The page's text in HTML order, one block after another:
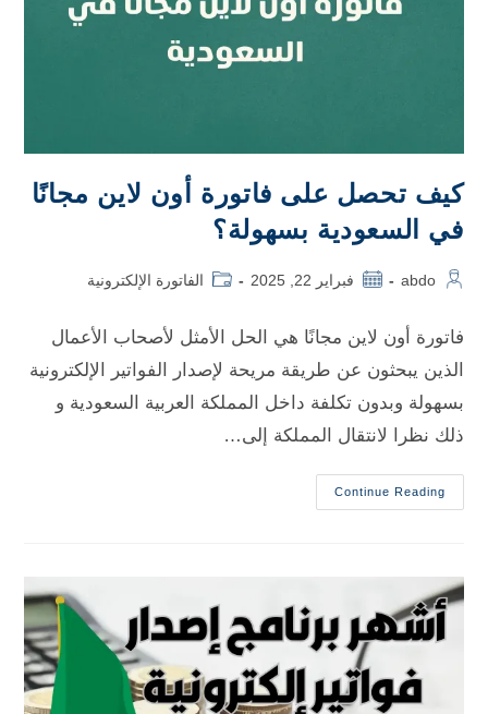
كيف تحصل على فاتورة أون لاين مجانًا
في السعودية بسهولة؟
abdo فبراير 22, 2025 الفاتورة الإلكترونية
فاتورة أون لاين مجانًا هي الحل الأمثل لأصحاب الأعمال
الذين يبحثون عن طريقة مريحة لإصدار الفواتير الإلكترونية
بسهولة وبدون تكلفة داخل المملكة العربية السعودية و
ذلك نظرا لانتقال المملكة إلى…
Continue Reading